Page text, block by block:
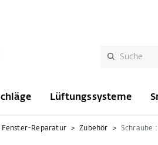
Lüftungssysteme
Fenster-Reparatur Zubehör